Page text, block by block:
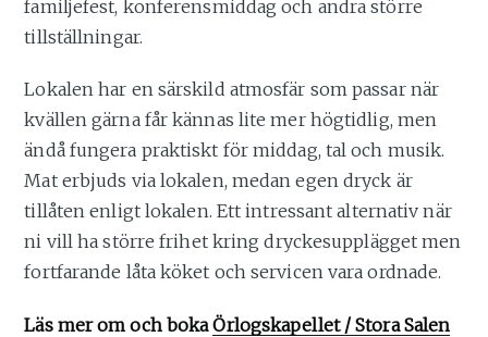
familjefest, konferensmiddag och andra större
tillställningar.
Lokalen har en särskild atmosfär som passar när
kvällen gärna får kännas lite mer högtidlig, men
ändå fungera praktiskt för middag, tal och musik.
Mat erbjuds via lokalen, medan egen dryck är
tillåten enligt lokalen. Ett intressant alternativ när
ni vill ha större frihet kring dryckesupplägget men
fortfarande låta köket och servicen vara ordnade.
Läs mer om och bokaÖrlogskapellet / Stora Salen